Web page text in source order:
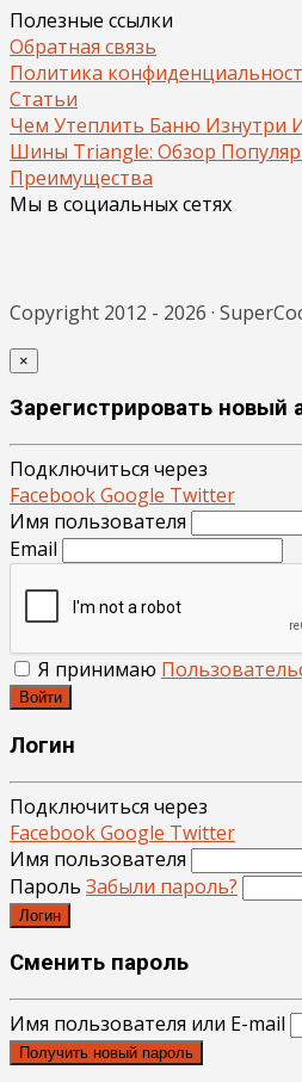
Полезные ссылки
Обратная связь
Политика
Статьи
Чем Утеплить Баню Изнутри
Шины Triangle: Обзор
Преимущества
Мы в социальных сетях
Copyright 2012 - 2026 ·
×
Зарегистрировать новый
Подключиться через
FacebookGoogle Twitter
Имя пользователя
Email
Я принимаю
Войти
Логин
Подключиться через
FacebookGoogle Twitter
Имя пользователя
Пароль Забыли пароль?
Логин
Сменить пароль
Имя пользователя или E-mail
Получить новый пароль